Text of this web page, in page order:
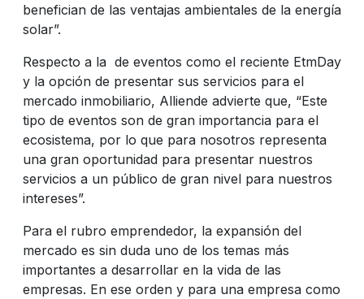
benefician de las ventajas ambientales de la energía
solar”.
Respecto a la de eventos como el reciente EtmDay
y la opción de presentar sus servicios para el
mercado inmobiliario, Alliende advierte que, “Este
tipo de eventos son de gran importancia para el
ecosistema, por lo que para nosotros representa
una gran oportunidad para presentar nuestros
servicios a un público de gran nivel para nuestros
intereses”.
Para el rubro emprendedor, la expansión del
mercado es sin duda uno de los temas más
importantes a desarrollar en la vida de las
empresas. En ese orden y para una empresa como